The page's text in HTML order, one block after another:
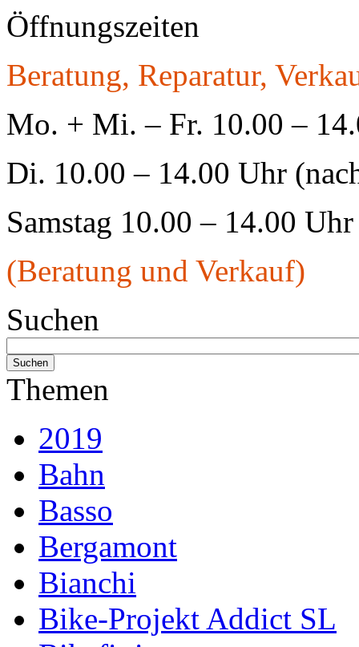
Öffnungszeiten
Beratung, Reparatur,
Mo. + Mi. – Fr. 10.00 –
Di. 10.00 – 14.00 Uhr
Samstag 10.00 – 14.00 Uhr
(Beratung und Verkauf)
Suchen
Themen
2019
Bahn
Basso
Bergamont
Bianchi
Bike-Projekt Addict SL